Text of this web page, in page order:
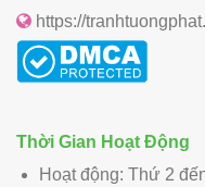
https://
Thời Gian Hoạt Động
Hoạt động: Thứ 2